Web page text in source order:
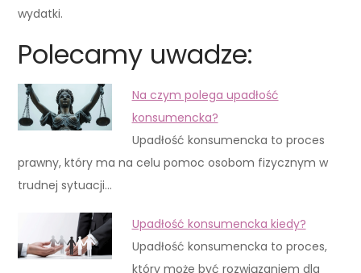
wydatki.
Polecamy uwadze:
Na czym polega upadłość
konsumencka?
Upadłość konsumencka to proces
prawny, który ma na celu pomoc osobom fizycznym w
trudnej sytuacji…
Upadłość konsumencka kiedy?
Upadłość konsumencka to proces,
który może być rozwiązaniem dla